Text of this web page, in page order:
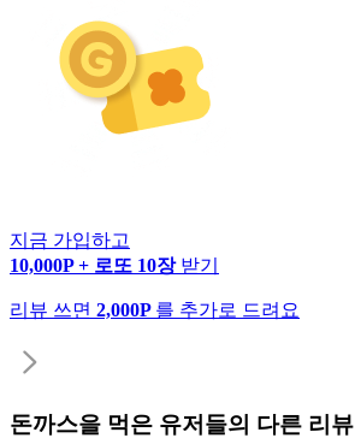
지금 가입하고
10,000P + 로또 10장 받기
리뷰 쓰면 2,000P 를 추가로 드려요
돈까스을 먹은 유저들의 다른 리뷰